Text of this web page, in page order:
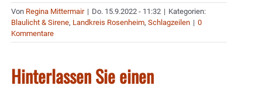
Von Regina Mittermair | Do. 15.9.2022 - 11:32 | Kategorien:
Blaulicht & Sirene, Landkreis Rosenheim, Schlagzeilen | 0
Kommentare
Hinterlassen Sie einen